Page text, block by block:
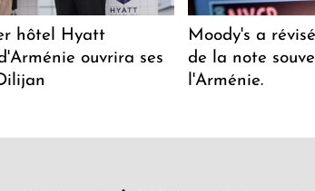
hôtel Hyatt
ouvrira ses
Moody's a
de la note
l'Arménie.